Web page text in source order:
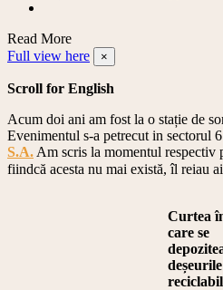
Read More
Full view here
×
Scroll for English
Acum doi ani am fost la o stație de
Evenimentul s-a petrecut in sectorul
S.A. Am scris la momentul respectiv
fiindcă acesta nu mai există, îl reiau
Curtea
care se
deșeurile